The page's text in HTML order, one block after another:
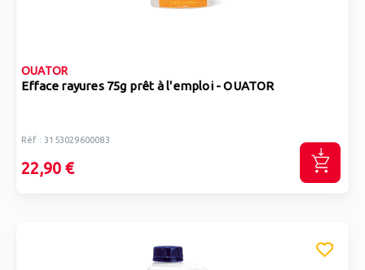
OUATOR
Efface rayures 75g prêt à l'emploi - OUATOR
Réf : 3153029600083
22,90 €